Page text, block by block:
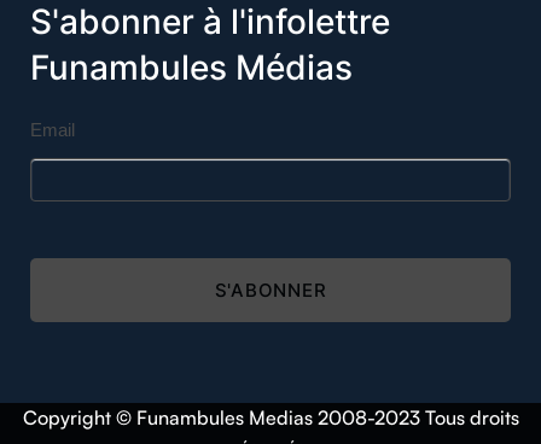
S'abonner à l'infolettre
Funambules Médias
Email
S'ABONNER
Copyright © Funambules Medias 2008-2023 Tous droits